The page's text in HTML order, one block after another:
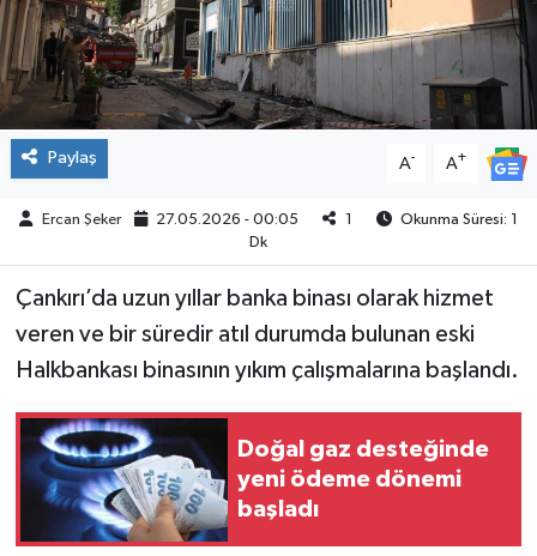
Paylaş A- A+
Ercan Şeker 27.05.2026 - 00:05
Okunma Süresi: 1
Dk
Çankırı’da uzun yıllar banka binası olarak hizmet
veren ve bir süredir atıl durumda bulunan eski
Halkbankası binasının yıkım çalışmalarına başlandı.
Doğal gaz desteğinde
yeni ödeme dönemi
başladı
İLÇELER
RESMİ İLANLAR
KÜLTÜR
BİLİM&TEKNOLOJİ
BÖLGE
TÜRKİYE